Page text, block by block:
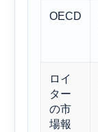
OECD
ロイ
ター
の市
場報